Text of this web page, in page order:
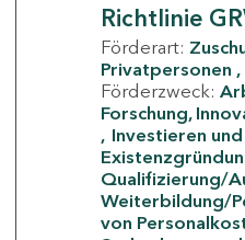
Richtlinie
Förderart:
Privatpersonen
Förderzweck:
Forschung,
Investieren und
Qualifizierung/
Weiterbildung/
von